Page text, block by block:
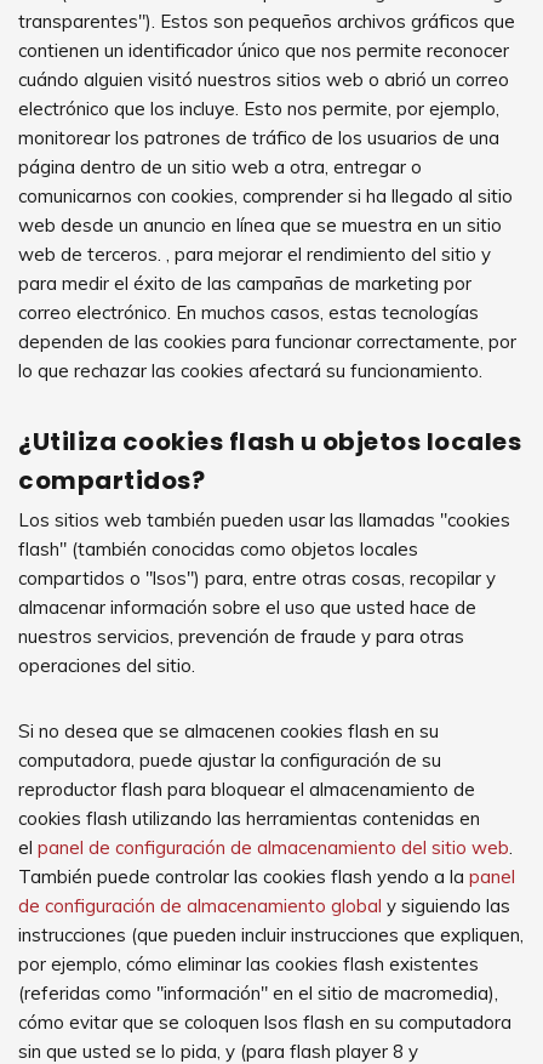
transparentes"). Estos son pequeños archivos gráficos que
contienen un identificador único que nos permite reconocer
cuándo alguien visitó nuestros sitios web o abrió un correo
electrónico que los incluye. Esto nos permite, por ejemplo,
monitorear los patrones de tráfico de los usuarios de una
página dentro de un sitio web a otra, entregar o
comunicarnos con cookies, comprender si ha llegado al sitio
web desde un anuncio en línea que se muestra en un sitio
web de terceros. , para mejorar el rendimiento del sitio y
para medir el éxito de las campañas de marketing por
correo electrónico. En muchos casos, estas tecnologías
dependen de las cookies para funcionar correctamente, por
lo que rechazar las cookies afectará su funcionamiento.
¿Utiliza cookies flash u objetos locales
compartidos?
Los sitios web también pueden usar las llamadas "cookies
flash" (también conocidas como objetos locales
compartidos o "lsos") para, entre otras cosas, recopilar y
almacenar información sobre el uso que usted hace de
nuestros servicios, prevención de fraude y para otras
operaciones del sitio.
Si no desea que se almacenen cookies flash en su
computadora, puede ajustar la configuración de su
reproductor flash para bloquear el almacenamiento de
cookies flash utilizando las herramientas contenidas en
el panel de configuración de almacenamiento del sitio web.
También puede controlar las cookies flash yendo a la panel
de configuración de almacenamiento global y siguiendo las
instrucciones (que pueden incluir instrucciones que expliquen,
por ejemplo, cómo eliminar las cookies flash existentes
(referidas como "información" en el sitio de macromedia),
cómo evitar que se coloquen lsos flash en su computadora
sin que usted se lo pida, y (para flash player 8 y